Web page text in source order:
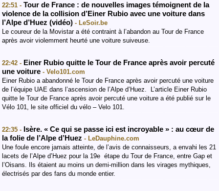
22:51 - Tour de France : de nouvelles images témoignent de la
violence de la collision d’Einer Rubio avec une voiture dans
l’Alpe d’Huez (vidéo) - LeSoir.be
Le coureur de la Movistar a été contraint à l’abandon au Tour de France
après avoir violemment heurté une voiture suiveuse.
22:42 - Einer Rubio quitte le Tour de France après avoir percuté
une voiture - Velo101.com
Einer Rubio a abandonné le Tour de France après avoir percuté une voiture
de l’équipe UAE dans l’ascension de l’Alpe d’Huez. L’article Einer Rubio
quitte le Tour de France après avoir percuté une voiture a été publié sur le
Vélo 101, le site officiel du vélo – Velo 101.
22:35 - Isère. « Ce qui se passe ici est incroyable » : au cœur de
la folie de l’Alpe d’Huez - LeDauphine.com
Une foule encore jamais atteinte, de l’avis de connaisseurs, a envahi les 21
lacets de l’Alpe d’Huez pour la 19e étape du Tour de France, entre Gap et
l’Oisans. Ils étaient au moins un demi-million dans les virages mythiques,
électrisés par des fans du monde entier.